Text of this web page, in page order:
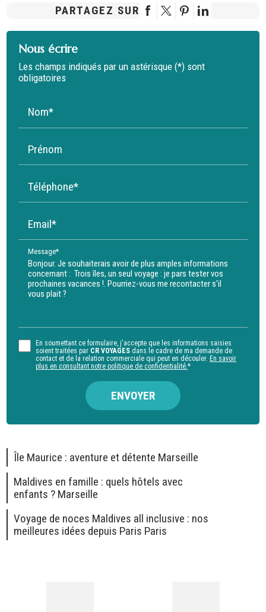
PARTAGEZ SUR
Nous écrire
Les champs indiqués par un astérisque (*) sont
obligatoires
Nom*
Prénom
Téléphone*
Email*
Message*
En soumettant ce formulaire, j'accepte que les informations saisies
soient traitées par CR VOYAGES dans le cadre de ma demande de
contact et de la relation commerciale qui peut en découler.En savoir
plus en consultant notre politique de confidentialité.*
Île Maurice : aventure et détente Marseille
Maldives en famille : quels hôtels avec
enfants ? Marseille
Voyage de noces Maldives all inclusive : nos
meilleures idées depuis Paris Paris